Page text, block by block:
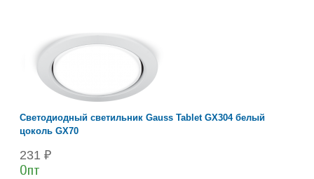
Светодиодный светильник Gauss Tablet GX304 белый
цоколь GX70
231 ₽
Опт